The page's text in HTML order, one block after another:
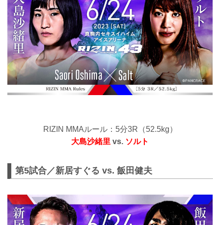
RIZIN MMAルール：5分3R（52.5kg）
大島沙緒里 vs. ソルト
第5試合／新居すぐる vs. 飯田健夫